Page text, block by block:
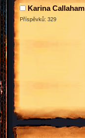
Karina Callaham
Příspěvků: 329